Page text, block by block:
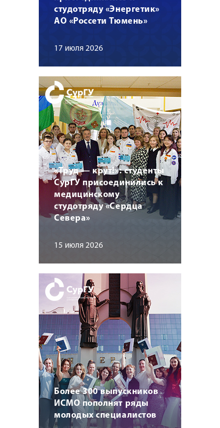
студотряду «Энергетик»
АО «Россети Тюмень»
17 июля 2026
«Труд — крут!»: студенты
СурГУ присоединились к
медицинскому
студотряду «Сердца
Севера»
15 июля 2026
Более 300 выпускников
ИСМО пополнят ряды
молодых специалистов